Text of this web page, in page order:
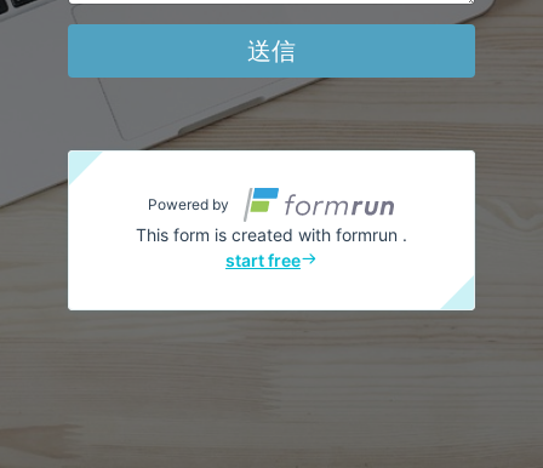
送信
Powered by
This form is created with formrun .
start free